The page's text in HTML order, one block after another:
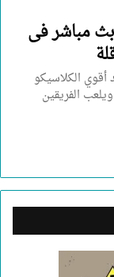
بث مباشر فى
أقوي الكلاسيكو
الفريقين